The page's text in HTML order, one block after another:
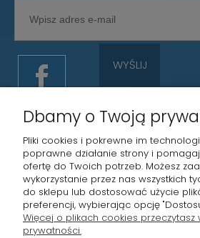
WYŚLIJ
STRONY
MASTERKEY
Dbamy o Twoją
Pliki cookies i pokrewne im
poprawne działanie strony i
ofertę do Twoich potrzeb. Możesz
wykorzystanie przez nas wszystkich
do sklepu lub dostosować użycie
preferencji, wybierając opcję
Więcej o plikach cookies przeczytasz
prywatności.